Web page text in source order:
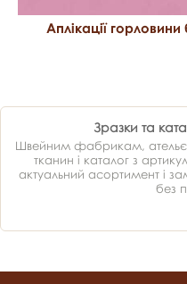
Аплікації
Зразки та
Швейним фабрикам,
тканин і каталог з
актуальний асортимент і
без